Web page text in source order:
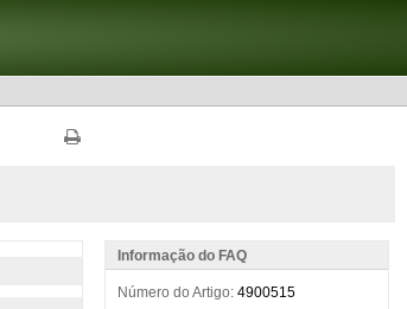
Informação do FAQ
Número do Artigo: 4900515